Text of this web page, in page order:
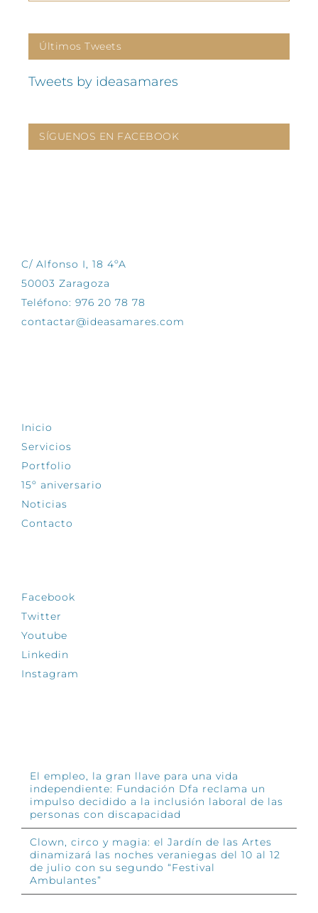
Últimos Tweets
Tweets by ideasamares
SÍGUENOS EN FACEBOOK
C/ Alfonso I, 18 4ºA
50003 Zaragoza
Teléfono: 976 20 78 78
contactar@ideasamares.com
Inicio
Servicios
Portfolio
15º aniversario
Noticias
Contacto
Facebook
Twitter
Youtube
Linkedin
Instagram
El empleo, la gran llave para una vida
independiente: Fundación Dfa reclama un
impulso decidido a la inclusión laboral de las
personas con discapacidad
Clown, circo y magia: el Jardín de las Artes
dinamizará las noches veraniegas del 10 al 12
de julio con su segundo “Festival
Ambulantes”